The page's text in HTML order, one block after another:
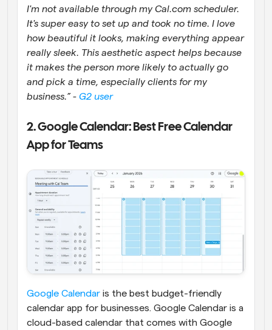
I'm not available through my Cal.com scheduler.
It's super easy to set up and took no time. I love
how beautiful it looks, making everything appear
really sleek. This aesthetic aspect helps because
it makes the person more likely to actually go
and pick a time, especially clients for my
business.” - G2 user
2. Google Calendar: Best Free Calendar
App for Teams
Google Calendar is the best budget-friendly
calendar app for businesses. Google Calendar is a
cloud-based calendar that comes with Google